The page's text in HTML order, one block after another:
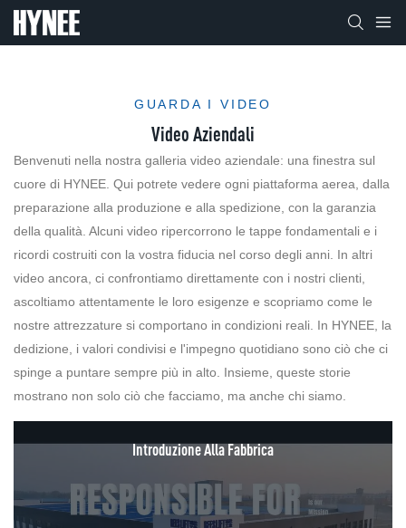
GUARDA I VIDEO
Video Aziendali
Benvenuti nella nostra galleria video aziendale: una finestra sul
cuore di HYNEE. Qui potrete vedere ogni piattaforma aerea, dalla
preparazione alla produzione e alla spedizione, con la garanzia
della qualità. Alcuni video ripercorrono le tappe fondamentali e i
ricordi costruiti con la vostra fiducia nel corso degli anni. In altri
video ancora, ci confrontiamo direttamente con i nostri clienti,
ascoltiamo attentamente le loro esigenze e scopriamo come le
nostre attrezzature si comportano in condizioni reali. In HYNEE, la
dedizione, i valori condivisi e l'impegno quotidiano sono ciò che ci
spinge a puntare sempre più in alto. Insieme, queste storie
mostrano non solo ciò che facciamo, ma anche chi siamo.
Introduzione Alla Fabbrica